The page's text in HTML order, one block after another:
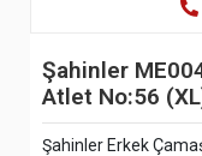
Şahinler
Atlet No:56
Şahinler Erkek